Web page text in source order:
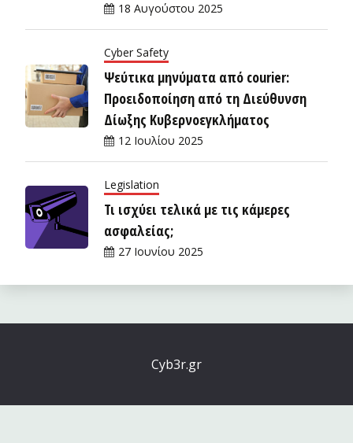
18 Αυγούστου 2025
Cyber Safety
Ψεύτικα μηνύματα από courier:
Προειδοποίηση από τη Διεύθυνση
Δίωξης Κυβερνοεγκλήματος
12 Ιουλίου 2025
Legislation
Τι ισχύει τελικά με τις κάμερες
ασφαλείας;
27 Ιουνίου 2025
Cyb3r.gr